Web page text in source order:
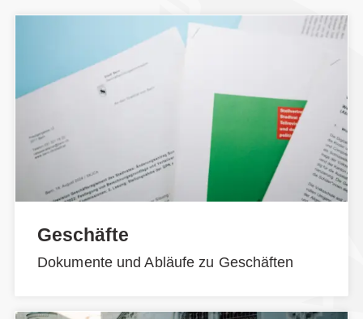
Geschäfte
Dokumente und Abläufe zu Geschäften